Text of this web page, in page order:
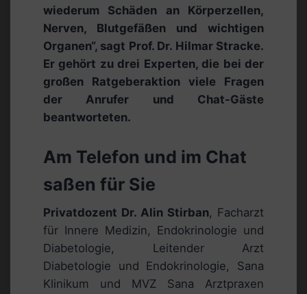
wiederum Schäden an Körperzellen,
Nerven, Blutgefäßen und wichtigen
Organen“, sagt Prof. Dr. Hilmar Stracke.
Er gehört zu drei Experten, die bei der
großen Ratgeberaktion viele Fragen
der Anrufer und Chat-Gäste
beantworteten.
Am Telefon und im Chat
saßen für Sie
Privatdozent Dr. Alin Stirban, Facharzt
für Innere Medizin, Endokrinologie und
Diabetologie, Leitender Arzt
Diabetologie und Endokrinologie, Sana
Klinikum und MVZ Sana Arztpraxen